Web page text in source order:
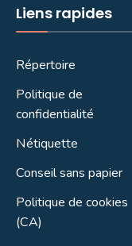
Liens rapides
Répertoire
Politique de
confidentialité
Nétiquette
Conseil sans papier
Politique de cookies
(CA)